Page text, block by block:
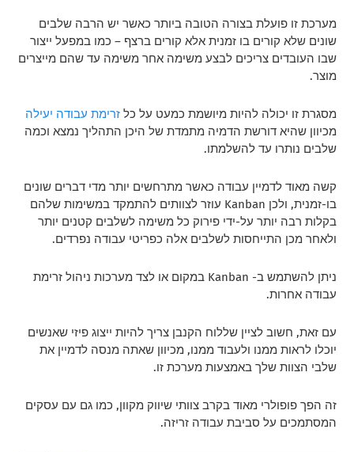
מערכת זו פועלת בצורה הטובה ביותר כאשר יש הרבה שלבים
שונים שלא קורים בו זמנית אלא קורים ברצף – כמו במפעל ייצור
שבו העובדים צריכים לבצע משימה אחר משימה עד שהם מייצרים
מוצר.
מסגרת זו יכולה להיות מיושמת כמעט על כלזרימת עבודה יעילה
מכיוון שהיא דורשת הדמיה מתמדת של היכן התהליך נמצא וכמה
שלבים נותרו עד להשלמתו.
קשה מאוד לדמיין עבודה כאשר מתרחשים יותר מדי דברים שונים
בו-זמנית, ולכן Kanban עוזר לצוותים להתמקד במשימות שלהם
בקלות רבה יותר על-ידי פירוק כל משימה לשלבים קטנים יותר
ולאחר מכן התייחסות לשלבים אלה כפריטי עבודה נפרדים.
ניתן להשתמש ב- Kanban במקום או לצד מערכות ניהול זרימת
עבודה אחרות.
עם זאת, חשוב לציין שללוח הקנבן צריך להיות ייצוג פיזי שאנשים
יוכלו לראות ממנו ולעבוד ממנו, מכיוון שאתה מנסה לדמיין את
שלבי הצוות שלך באמצעות מערכת זו.
זה הפך פופולרי מאוד בקרב צוותי שיווק מקוון, כמו גם עם עסקים
המסתמכים על סביבת עבודה זריזה.